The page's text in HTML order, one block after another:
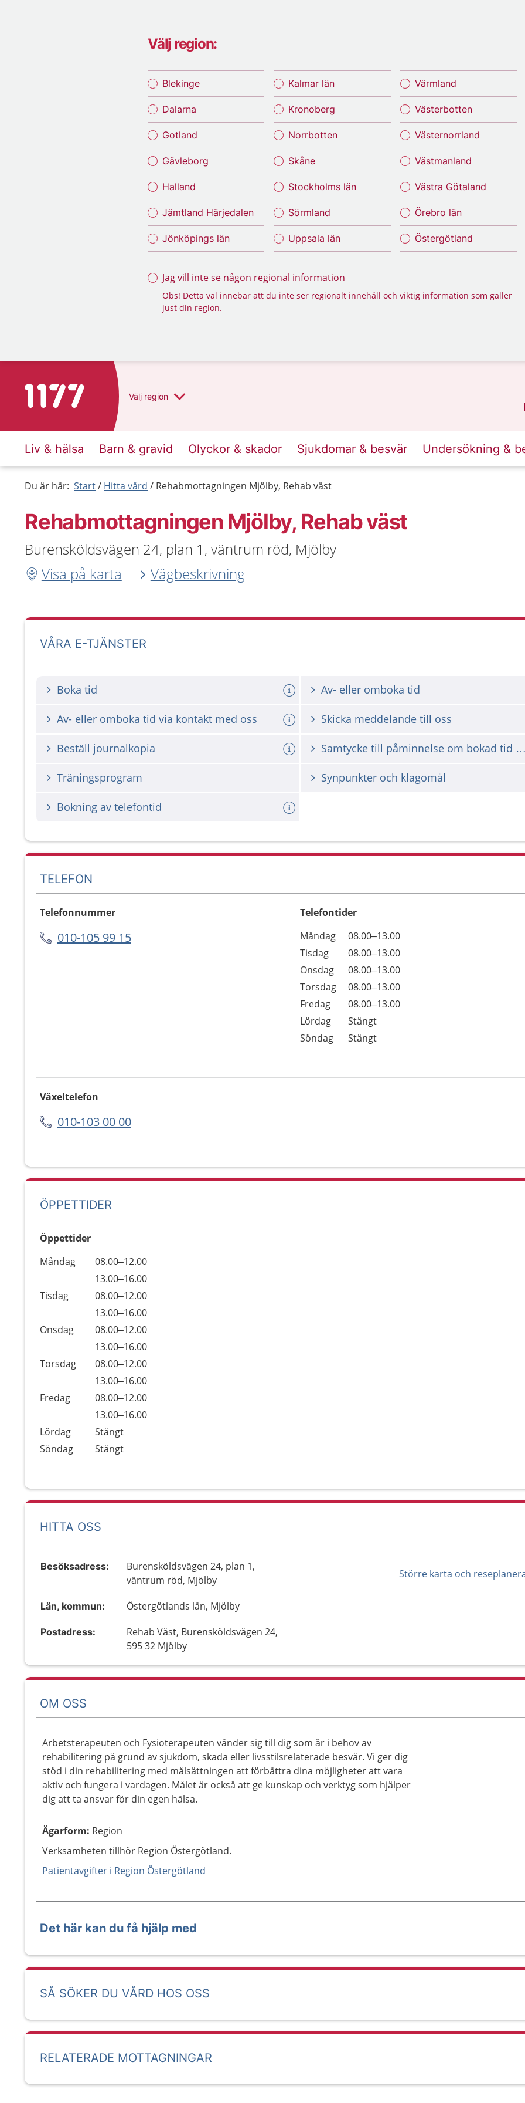
Välj region:
Blekinge
Dalarna
Gotland
Gävleborg
Halland
Jämtland Härjedalen
Jönköpings län
Kalmar län
Kronoberg
Norrbotten
Skåne
Stockholms län
Sörmland
Uppsala län
Värmland
Västerbotten
Västernorrland
Västmanland
Västra Götaland
Örebro län
Östergötland
Jag vill inte se någon regional information
Obs! Detta val innebär att du inte ser regionalt innehåll och viktig information som gäller
just din region.
Till startsidan för 1177 Välj region
Liv & hälsa Barn & gravid Olyckor & skador Sjukdomar & besvär Undersökning &
Du är här: Start Hitta vård Rehabmottagningen Mjölby, Rehab väst
Rehabmottagningen Mjölby, Rehab väst
Burensköldsvägen 24, plan 1, väntrum röd, Mjölby
Visa på karta
Vägbeskrivning
VÅRA E-TJÄNSTER
Boka tid Av- eller omboka tid
Av- eller omboka tid via kontakt med oss Skicka meddelande till oss
Beställ journalkopia Samtycke till påminnelse om
Träningsprogram Synpunkter och klagomål
Bokning av telefontid
TELEFON
Telefonnummer
010-105 99 15
Telefontider
Dag
Öppettider
Kommentarer
Måndag
08.00–13.00
Tisdag
08.00–13.00
Onsdag
08.00–13.00
Torsdag
08.00–13.00
Fredag
08.00–13.00
Lördag
Stängt
Söndag
Stängt
Växeltelefon
010-103 00 00
ÖPPETTIDER
Öppettider
Dag
Öppettider
Kommentarer
Måndag
08.00–12.00
13.00–16.00
Tisdag
08.00–12.00
13.00–16.00
Onsdag
08.00–12.00
13.00–16.00
Torsdag
08.00–12.00
13.00–16.00
Fredag
08.00–12.00
13.00–16.00
Lördag
Stängt
Söndag
Stängt
HITTA OSS
Större karta och
Besöksadress:
Burensköldsvägen 24, plan 1,
väntrum röd, Mjölby
Län, kommun: Östergötlands län, Mjölby
Postadress:
Rehab Väst, Burensköldsvägen 24,
595 32 Mjölby
OM OSS
Arbetsterapeuten och Fysioterapeuten vänder sig till dig som är i behov av
rehabilitering på grund av sjukdom, skada eller livsstilsrelaterade besvär. Vi ger dig
stöd i din rehabilitering med målsättningen att förbättra dina möjligheter att vara
aktiv och fungera i vardagen. Målet är också att ge kunskap och verktyg som hjälper
dig att ta ansvar för din egen hälsa.
Ägarform: Region
Verksamheten tillhör Region Östergötland.
Patientavgifter i Region Östergötland
Det här kan du få hjälp med
SÅ SÖKER DU VÅRD HOS OSS
RELATERADE MOTTAGNINGAR